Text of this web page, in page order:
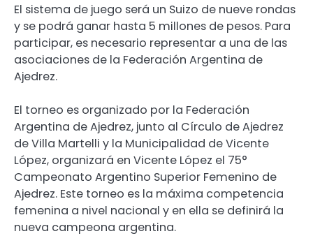
El sistema de juego será un Suizo de nueve rondas
y se podrá ganar hasta 5 millones de pesos. Para
participar, es necesario representar a una de las
asociaciones de la Federación Argentina de
Ajedrez.
El torneo es organizado por la Federación
Argentina de Ajedrez, junto al Círculo de Ajedrez
de Villa Martelli y la Municipalidad de Vicente
López, organizará en Vicente López el 75°
Campeonato Argentino Superior Femenino de
Ajedrez. Este torneo es la máxima competencia
femenina a nivel nacional y en ella se definirá la
nueva campeona argentina.